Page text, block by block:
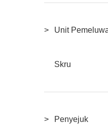
Unit
Skru
Penyejuk